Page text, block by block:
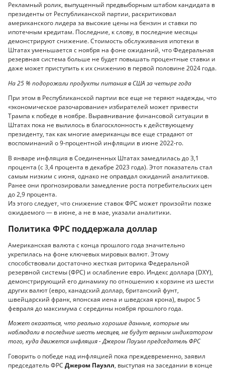
Рекламный ролик, выпущенный предвыборным штабом кандидата в
президенты от Республиканской партии, раскритиковал
американского лидера за высокие цены на бензин и ставки по
ипотечным кредитам. Последние, к слову, в последние месяцы
демонстрируют снижение. Стоимость обслуживания ипотеки в
Штатах уменьшается с ноября на фоне ожиданий, что Федеральная
резервная система больше не будет повышать процентные ставки и
даже может приступить к их снижению в первой половине 2024 года.
На 25 % подорожали продукты питания в США за четыре года
При этом в Республиканской партии все еще не теряют надежды, что
«экономическое разочарование» избирателей может привести
Трампа к победе в ноябре. Выравнивание финансовой ситуации в
Штатах пока не вылилось в благосклонность к действующему
президенту, так как многие американцы все еще страдают от
воспоминаний о 9-процентной инфляции в июне 2022-го.
В январе инфляция в Соединенных Штатах замедлилась до 3,1
процента (с 3,4 процента в декабре 2023 года). Этот показатель стал
самым низким с июня, однако не оправдал ожиданий аналитиков.
Ранее они прогнозировали замедление роста потребительских цен
до 2,9 процента.
Из этого следует, что снижение ставок ФРС может произойти позже
ожидаемого — в июне, а не в мае, указали аналитики.
Политика ФРС поддержала доллар
Американская валюта с конца прошлого года значительно
укрепилась на фоне ключевых мировых валют. Этому
способствовали достаточно жесткая риторика Федеральной
резервной системы (ФРС) и ослабление евро. Индекс доллара (DXY),
демонстрирующий его динамику по отношению к корзине из шести
других валют (евро, канадский доллар, британский фунт,
швейцарский франк, японская иена и шведская крона), вырос 5
февраля до максимума с середины ноября прошлого года.
Может оказаться, что реально хорошие данные, которые мы
наблюдали в последние шесть месяцев, не будут верным индикатором
того, куда движется инфляция - Джером Пауэлл председатель ФРС
Говорить о победе над инфляцией пока преждевременно, заявил
председатель ФРС Джером Пауэлл, выступая на заседании в конце